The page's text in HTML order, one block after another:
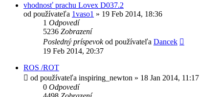
vhodnosť prachu Lovex D037.2
od používateľa 1vaso1 » 19 Feb 2014, 18:36
1 Odpovedí
5236 Zobrazení
Posledný príspevokod používateľa Dancek
19 Feb 2014, 20:37
ROS /ROT
od používateľa inspiring_newton » 18 Jan 2014, 11:17
0 Odpovedí